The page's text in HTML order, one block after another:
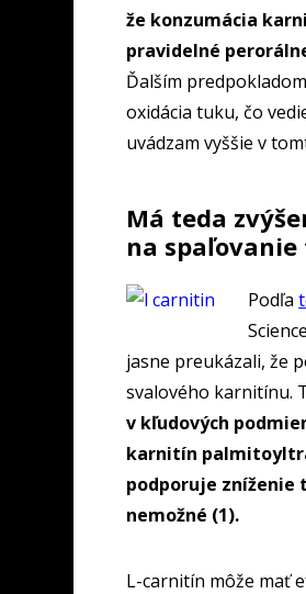
že konzumácia
pravidelné
Ďalším
oxidácia tuku, čo
uvádzam vyššie v
Má teda
na
Podľa
jasne preukázali, že
svalového karnitínu.
v kľudových
karnitín
podporuje
nemožné (1).
L-carnitín môže mať